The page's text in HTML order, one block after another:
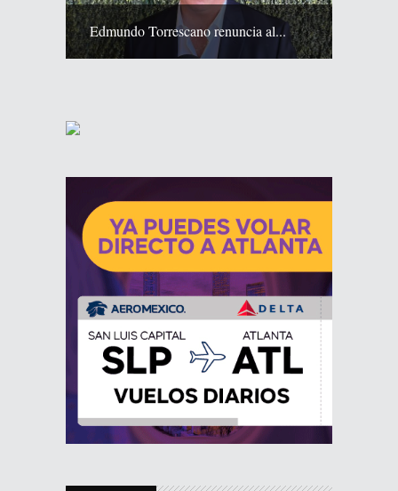
Edmundo Torrescano renuncia al...